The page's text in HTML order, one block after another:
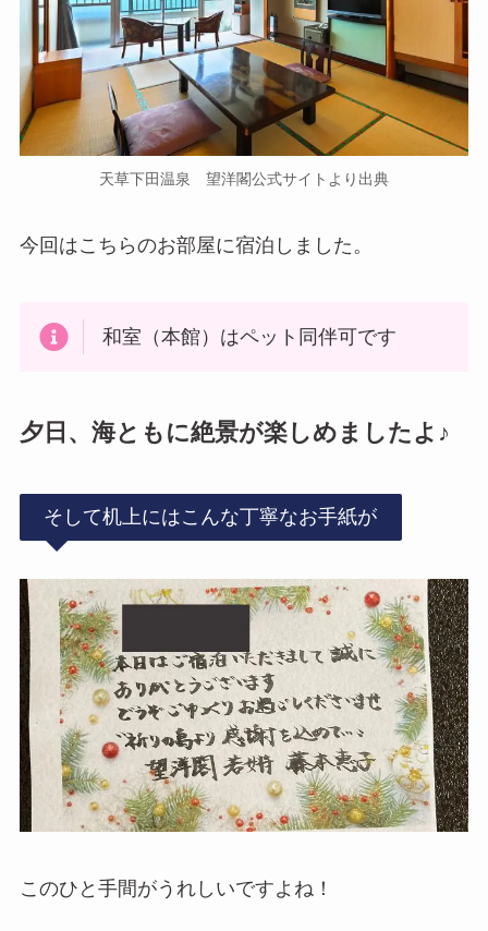
天草下田温泉 望洋閣公式サイトより出典
今回はこちらのお部屋に宿泊しました。
和室（本館）はペット同伴可です
夕日、海ともに絶景が楽しめましたよ♪
そして机上にはこんな丁寧なお手紙が
このひと手間がうれしいですよね！